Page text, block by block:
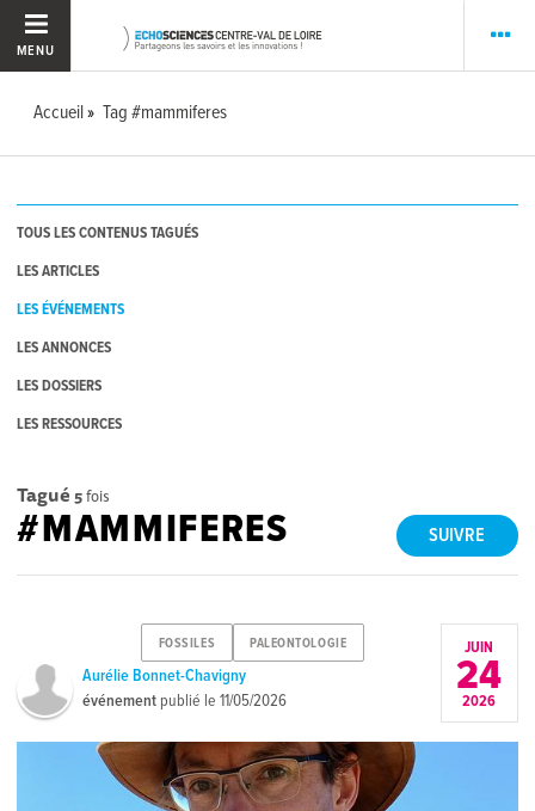
MENU
Accueil Tag #mammiferes
TOUS LES CONTENUS TAGUÉS
LES ARTICLES
LES ÉVÉNEMENTS
LES ANNONCES
LES DOSSIERS
LES RESSOURCES
Tagué 5fois
SUIVRE
#MAMMIFERES
FOSSILES PALEONTOLOGIE
Aurélie Bonnet-Chavigny
événement publié le11/05/2026
JUIN
24
2026